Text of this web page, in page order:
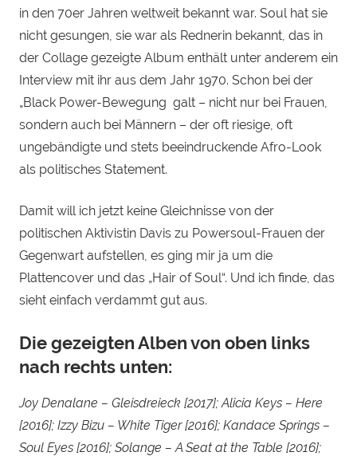
in den 70er Jahren weltweit bekannt war. Soul hat sie
nicht gesungen, sie war als Rednerin bekannt, das in
der Collage gezeigte Album enthält unter anderem ein
Interview mit ihr aus dem Jahr 1970. Schon bei der
„Black Power-Bewegung galt – nicht nur bei Frauen,
sondern auch bei Männern – der oft riesige, oft
ungebändigte und stets beeindruckende Afro-Look
als politisches Statement.
Damit will ich jetzt keine Gleichnisse von der
politischen Aktivistin Davis zu Powersoul-Frauen der
Gegenwart aufstellen, es ging mir ja um die
Plattencover und das „Hair of Soul“. Und ich finde, das
sieht einfach verdammt gut aus.
Die gezeigten Alben von oben links
nach rechts unten:
Joy Denalane – Gleisdreieck [2017]; Alicia Keys – Here
[2016]; Izzy Bizu – White Tiger [2016]; Kandace Springs –
Soul Eyes [2016]; Solange – A Seat at the Table [2016];